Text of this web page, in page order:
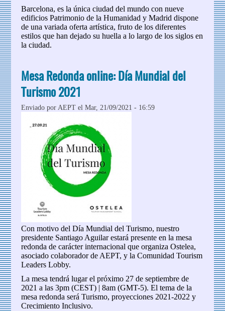
Barcelona, es la única ciudad del mundo con nueve
edificios Patrimonio de la Humanidad y Madrid dispone
de una variada oferta artística, fruto de los diferentes
estilos que han dejado su huella a lo largo de los siglos en
la ciudad.
Mesa Redonda online: Día Mundial del
Turismo 2021
Enviado porAEPT el Mar, 21/09/2021 - 16:59
Con motivo del Día Mundial del Turismo, nuestro
presidente Santiago Aguilar estará presente en la mesa
redonda de carácter internacional que organiza Ostelea,
asociado colaborador de AEPT, y la Comunidad Tourism
Leaders Lobby.
La mesa tendrá lugar el próximo 27 de septiembre de
2021 a las 3pm (CEST) | 8am (GMT-5). El tema de la
mesa redonda será Turismo, proyecciones 2021-2022 y
Crecimiento Inclusivo.